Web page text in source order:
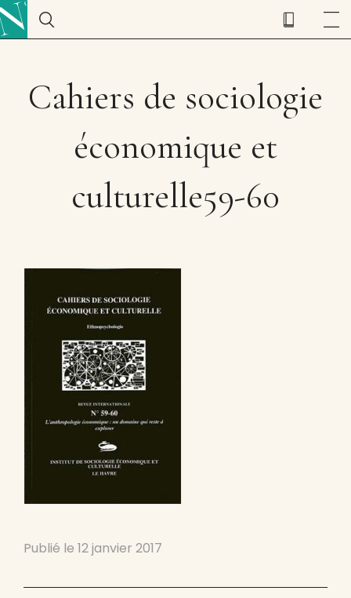
Cahiers de sociologie
économique et
culturelle59-60
Publié le 12 janvier 2017